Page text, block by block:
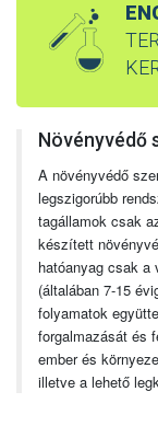
Növényvédő
A növényvédő
legszigorúbb
tagállamok csak
készített
hatóanyag csak a
(általában 7-15
folyamatok
forgalmazását és
ember és
illetve a lehető